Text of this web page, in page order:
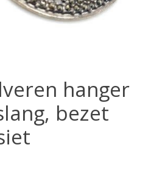
hanger
bezet